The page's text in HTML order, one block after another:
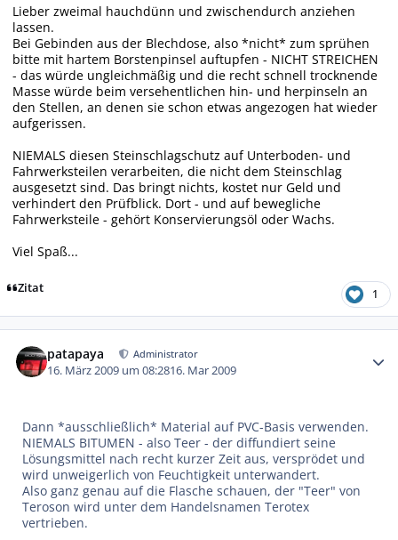
Lieber zweimal hauchdünn und zwischendurch anziehen
lassen.
Bei Gebinden aus der Blechdose, also *nicht* zum sprühen
bitte mit hartem Borstenpinsel auftupfen - NICHT STREICHEN
- das würde ungleichmäßig und die recht schnell trocknende
Masse würde beim versehentlichen hin- und herpinseln an
den Stellen, an denen sie schon etwas angezogen hat wieder
aufgerissen.
NIEMALS diesen Steinschlagschutz auf Unterboden- und
Fahrwerksteilen verarbeiten, die nicht dem Steinschlag
ausgesetzt sind. Das bringt nichts, kostet nur Geld und
verhindert den Prüfblick. Dort - und auf bewegliche
Fahrwerksteile - gehört Konservierungsöl oder Wachs.
Viel Spaß...
Zitat 1
patapaya Administrator
16. März 2009 um 08:2816. Mar 2009
Dann *ausschließlich* Material auf PVC-Basis verwenden.
NIEMALS BITUMEN - also Teer - der diffundiert seine
Lösungsmittel nach recht kurzer Zeit aus, versprödet und
wird unweigerlich von Feuchtigkeit unterwandert.
Also ganz genau auf die Flasche schauen, der "Teer" von
Teroson wird unter dem Handelsnamen Terotex
vertrieben.